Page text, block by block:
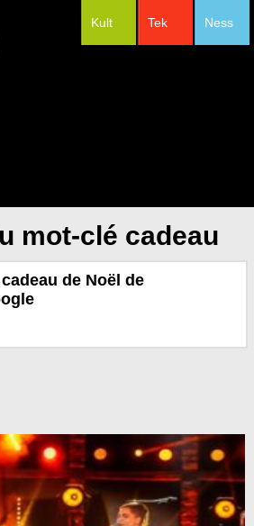
Ness
Tek
Kult
mot-clé cadeau
de Noël de